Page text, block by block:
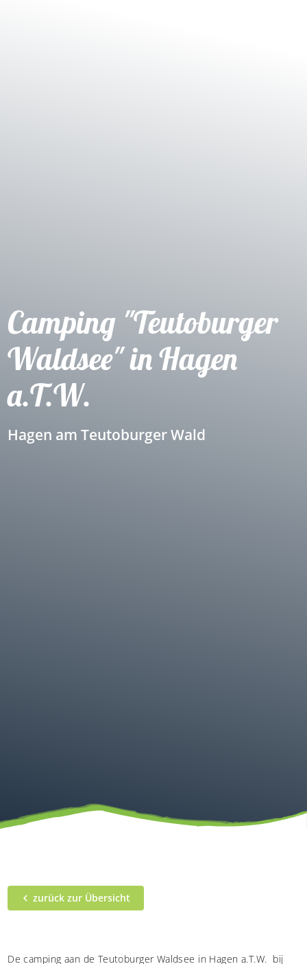
Camping "Teutoburger
Waldsee" in Hagen
a.T.W.
Hagen am Teutoburger Wald
zurück zur Übersicht
De camping aan de Teutoburger Waldsee in Hagen a.T.W. bij